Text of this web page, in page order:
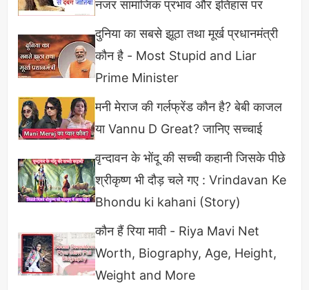
उनकी नेटवर्थ पब्लिक में नहीं है लेकिन रेडियोदीवाने.कॉम
वेबसाइट ने एक ब्लॉग में उनकी नेटवर्थ 30 करोड़ के आसपास
आंकी है और यह भी जानकारी दी है कि यह कमाई सोशल मीडिया
में प्रमोशन व फैंटसी लीग से हुई है।
नजर सामाजिक प्रभाव और इतिहास पर
दुनिया का सबसे झूठा तथा मूर्ख प्रधानमंत्री
कौन है - Most Stupid and Liar
Prime Minister
मनी मेराज की गर्लफ्रेंड कौन है? बेबी काजल
या Vannu D Great? जानिए सच्चाई
वृन्दावन के भोंदू की सच्ची कहानी जिसके पीछे
श्रीकृष्ण भी दौड़ चले गए : Vrindavan Ke
Bhondu ki kahani (Story)
कौन हैं रिया मावी - Riya Mavi Net
Worth, Biography, Age, Height,
Weight and More